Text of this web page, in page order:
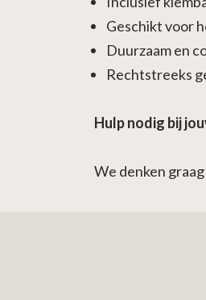
Geschikt voor
Duurzaam en
Rechtstreeks
Hulp nodig bij
We denken